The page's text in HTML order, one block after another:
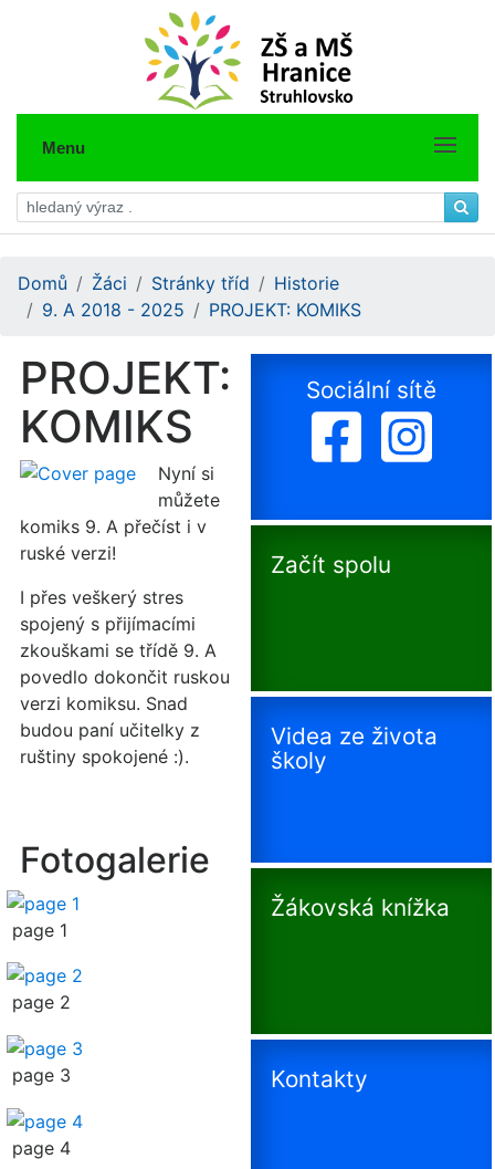
Menu
Domů Žáci Stránky tříd
Historie
9. A 2018 - 2025
PROJEKT: KOMIKS
PROJEKT:
KOMIKS
Nyní si
můžete
komiks 9. A přečíst i v
ruské verzi!
I přes veškerý stres
spojený s přijímacími
zkouškami se třídě 9. A
povedlo dokončit ruskou
verzi komiksu. Snad
budou paní učitelky z
ruštiny spokojené :).
Fotogalerie
page 1
page 2
page 3
page 4
Sociální sítě
Začít spolu
Videa ze života
školy
Žákovská knížka
Kontakty